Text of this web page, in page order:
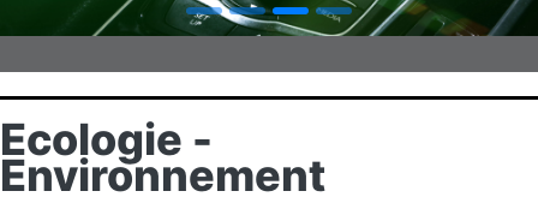
Ecologie -
Environnement